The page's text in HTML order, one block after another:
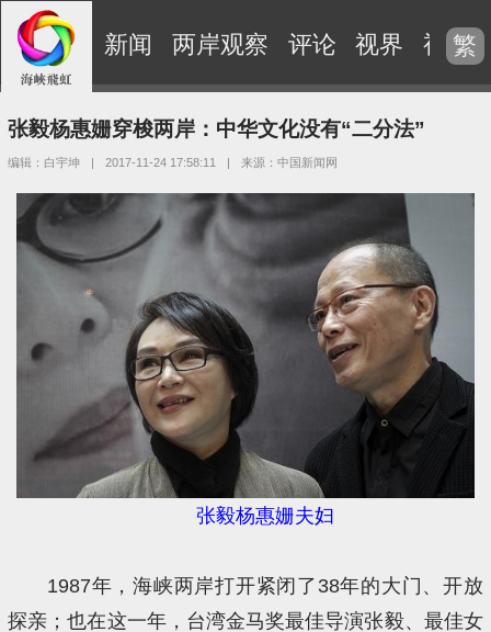
新闻 两岸观察 评论 视界 视频
繁
张毅杨惠姗穿梭两岸：中华文化没有“二分法”
编辑：白宇坤 | 2017-11-24 17:58:11 | 来源：中国新闻网
张毅杨惠姗夫妇
1987年，海峡两岸打开紧闭了38年的大门、开放
探亲；也在这一年，台湾金马奖最佳导演张毅、最佳女